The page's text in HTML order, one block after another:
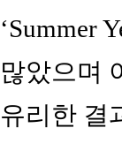
‘Summer
많았으며
유리한 결